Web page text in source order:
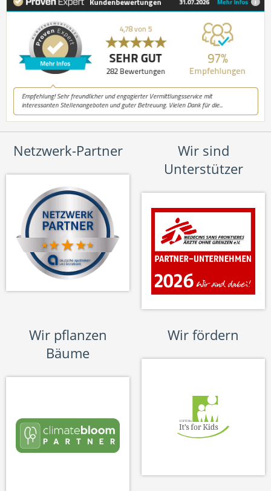
Netzwerk-Partner
Wir sind
Unterstützer
Wir pflanzen
Bäume
Wir fördern